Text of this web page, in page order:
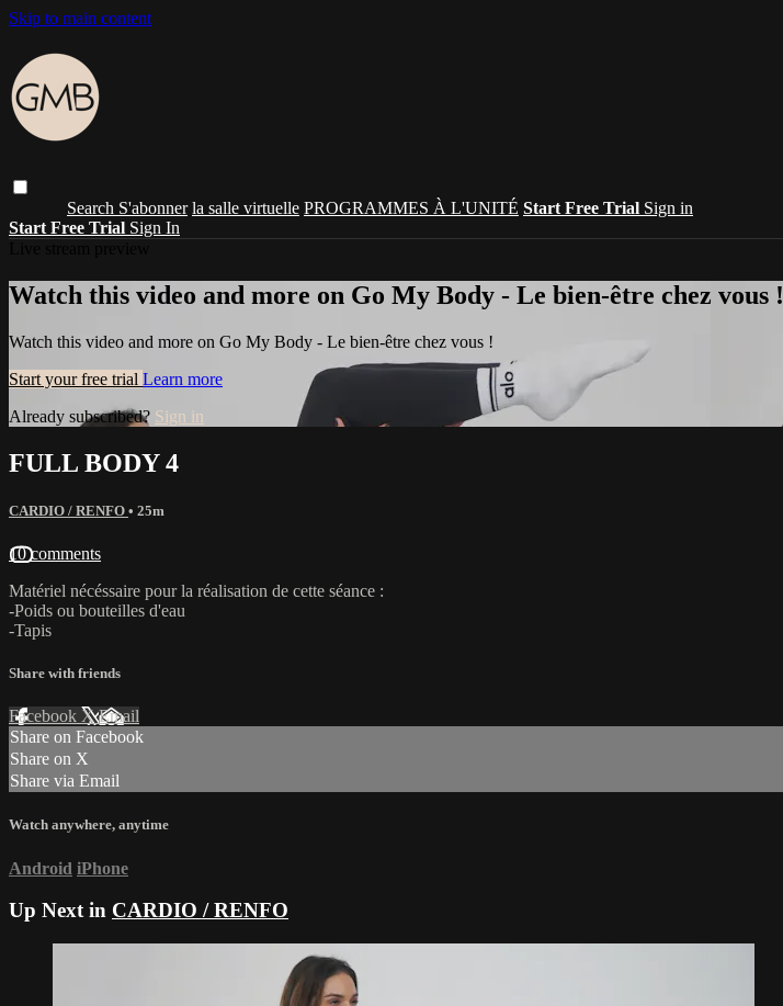
Skip to main content
Search S'abonner la salle virtuelle PROGRAMMES À L'UNITÉ Start Free Trial Sign in
Start Free Trial Sign In
Watch this video and more on Go My Body - Le bien-être chez vous !
Watch this video and more on Go My Body - Le bien-être chez vous !
Start your free trial Learn more
Already subscribed? Sign in
FULL BODY 4
CARDIO / RENFO • 25m
10 comments
Matériel nécéssaire pour la réalisation de cette séance :
-Poids ou bouteilles d'eau
-Tapis
Share with friends
Facebook XEmail
Share on Facebook
Share on X
Share via Email
Watch anywhere, anytime
Android iPhone
Up Next in CARDIO / RENFO